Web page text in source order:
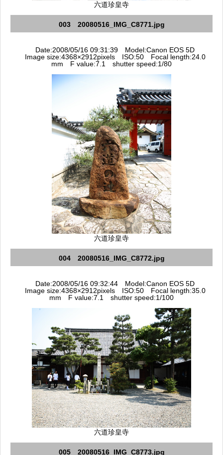
六道珍皇寺
003 20080516_IMG_C8771.jpg
Date:2008/05/16 09:31:39 Model:Canon EOS 5D
Image size:4368×2912pixels ISO:50 Focal length:24.0
mm F value:7.1 shutter speed:1/80
六道珍皇寺
004 20080516_IMG_C8772.jpg
Date:2008/05/16 09:32:44 Model:Canon EOS 5D
Image size:4368×2912pixels ISO:50 Focal length:35.0
mm F value:7.1 shutter speed:1/100
六道珍皇寺
005 20080516_IMG_C8773.jpg